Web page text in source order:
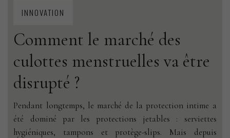
INNOVATION
Comment le marché des
culottes menstruelles va être
disrupté ?
Pendant longtemps, le marché de la protection intime a
été dominé par les protections jetables : serviettes
hygiéniques, tampons et protège-slips. Mais depuis